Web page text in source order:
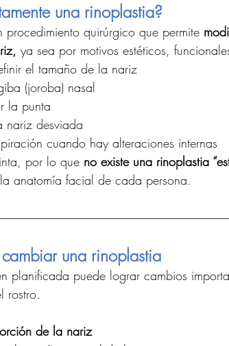
una rinoplastia?
procedimiento quirúrgico que permite
ya sea por motivos estéticos,
el tamaño de la nariz
(joroba) nasal
la punta
nariz desviada
cuando hay alteraciones internas
por lo que no existe una rinoplastia
anatomía facial de cada persona.
una rinoplastia
planificada puede lograr cambios
rostro.
de la nariz